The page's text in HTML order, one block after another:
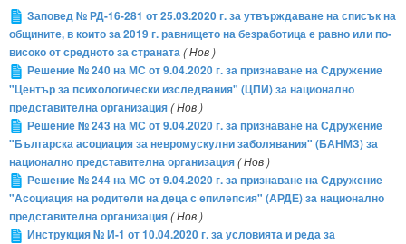
Заповед № РД-16-281 от 25.03.2020 г. за утвърждаване на списък на
общините, в които за 2019 г. равнището на безработица е равно или по-
високо от средното за страната( Нов )
Решение № 240 на МС от 9.04.2020 г. за признаване на Сдружение
"Център за психологически изследвания" (ЦПИ) за национално
представителна организация( Нов )
Решение № 243 на МС от 9.04.2020 г. за признаване на Сдружение
"Българска асоциация за невромускулни заболявания" (БАНМЗ) за
национално представителна организация( Нов )
Решение № 244 на МС от 9.04.2020 г. за признаване на Сдружение
"Асоциация на родители на деца с епилепсия" (АРДЕ) за национално
представителна организация( Нов )
Инструкция № И-1 от 10.04.2020 г. за условията и реда за